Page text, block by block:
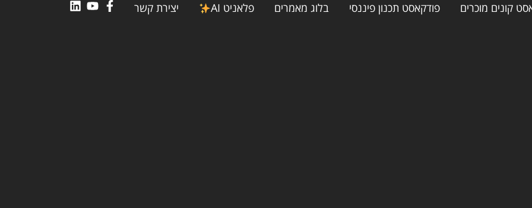
קונים מוכרים פודקאסט תכנון פיננסי בלוג מאמרים פלאניט AI יצירת קשר